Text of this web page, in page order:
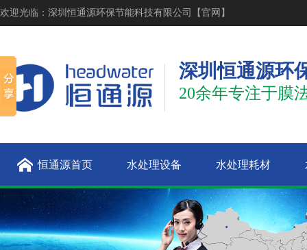
欢迎光临：深圳恒通源环保节能科技有限公司【官网】
深圳恒通源环
20余年专注于膜
恒通源首页 水处理设备 水处理耗材